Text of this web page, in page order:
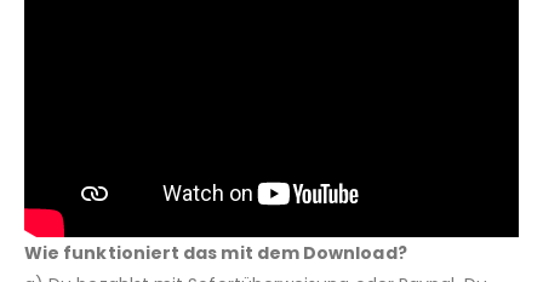
Wie funktioniert das mit dem Download?